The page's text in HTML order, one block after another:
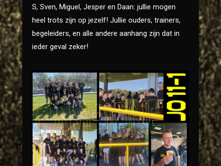
S, Sven, Miguel, Jesper en Daan: jullie mogen
heel trots zijn op jezelf! Jullie ouders, trainers,
begeleiders, en alle andere aanhang zijn dat in
ieder geval zeker!